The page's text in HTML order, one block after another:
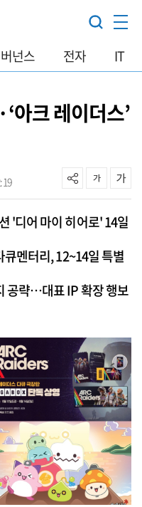
넌스 전자 IT
아크 레이더스’
'디어 마이 히어로' 14일
큐멘터리, 12~14일 특별
공략…대표 IP 확장 행보